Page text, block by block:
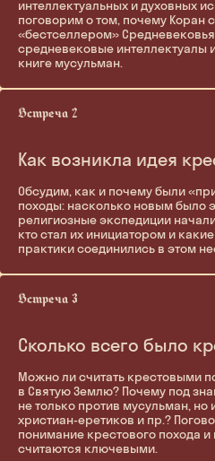
интеллектуальных и духовных
поговорим о том, почему Коран
«бестселлером»
средневековые интеллектуалы
книге мусульман.
Как возникла идея
Обсудим, как и почему были
походы: насколько новым было
религиозные экспедиции
кто стал их инициатором и
практики соединились в этом
Сколько всего было
Можно ли считать крестовыми
в Святую Землю? Почему под
не только против мусульман, но
христиан-еретиков и пр.?
понимание крестового похода
считаются ключевыми.